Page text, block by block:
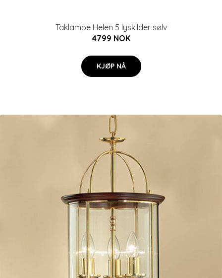
Taklampe Helen 5 lyskilder sølv
4799 NOK
KJØP NÅ